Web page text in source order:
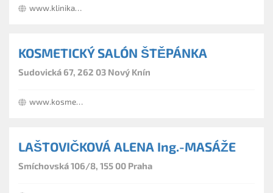
www.klinika-zdravi.com
KOSMETICKÝ SALÓN ŠTĚPÁNKA
Sudovická 67, 262 03 Nový Knín
www.kosmetikastepa.wz.cz
LAŠTOVIČKOVÁ ALENA Ing.-MASÁŽE
Smíchovská 106/8, 155 00 Praha